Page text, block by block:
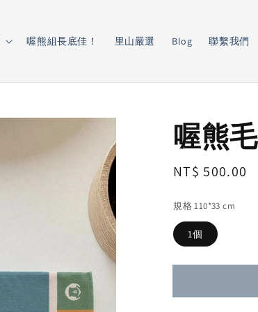
喔熊組長底佳！ 里山嚴選 Blog 聯繫我們
喔熊
Regular
NT$ 500.00
規格 110*33 cm
1個